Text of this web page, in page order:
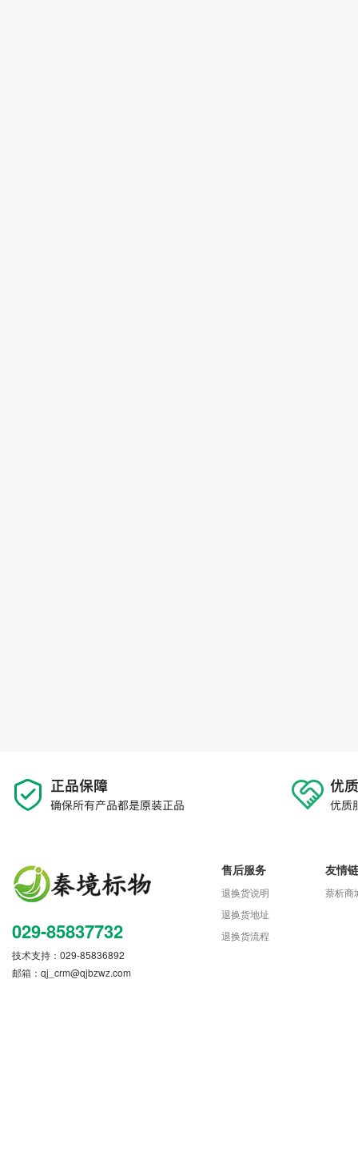
029-85837732
技术支持：029-85836892
邮箱： qj_crm@qjbzwz.com
售后服务
退换货说明
退换货地址
退换货流程
友情
萘析商